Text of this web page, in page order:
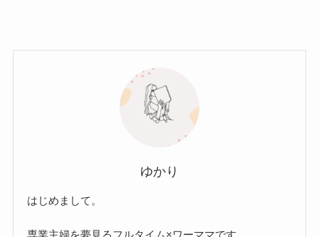
ゆかり
はじめまして。
専業主婦を夢見るフルタイム×ワーママです。